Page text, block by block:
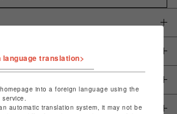
translation>
into a foreign language using the
automatic translation system, it may not be